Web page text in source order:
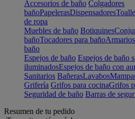
Accesorios de baño Colgadores
bañoPapelerasDispensadores
de ropa
Muebles de baño Botiquines
bañoTocadores para baño
baño
Espejos de baño Espejos de baño
iluminadosEspejos de baño con
Sanitarios BañerasLavabos
Grifería Grifos para cocinaGrifos
Seguridad de baño Barras de
Resumen de tu pedido